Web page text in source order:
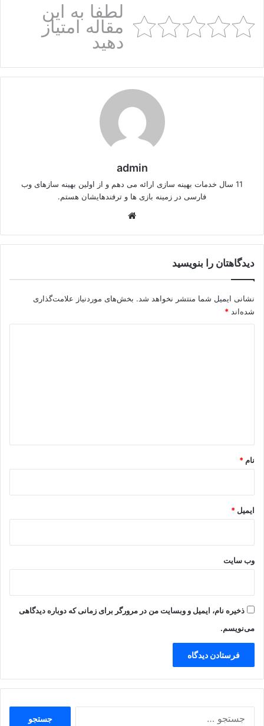
لطفا به این
مقاله امتیاز
دهید
admin
11 سال خدمات بهینه سازی ارائه می دهم و از اولین بهینه سازهای وب
فارسی در زمینه بازی ها و ترفندهایشان هستم.
دیدگاهتان را بنویسید
نشانی ایمیل شما منتشر نخواهد شد. بخش‌های موردنیاز علامت‌گذاری
شده‌اند *
نام *
ایمیل *
وب‌ سایت
ذخیره نام، ایمیل و وبسایت من در مرورگر برای زمانی که دوباره دیدگاهی
می‌نویسم.